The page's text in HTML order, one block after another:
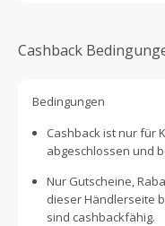
Kinderspiel, Dein
noch heute
verschlüsselt. Für
Euroflorist Blumen im
Dankeschön, Tulpen
Weihnachten oder
Euroflorist hat für
Cashback
Bedingungen
Cashback ist nur für
abgeschlossen und
Nur Gutscheine,
dieser Händlerseite
sind cashbackfähig.